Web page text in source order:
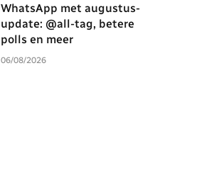
WhatsApp met augustus-
update: @all-tag, betere
polls en meer
06/08/2026